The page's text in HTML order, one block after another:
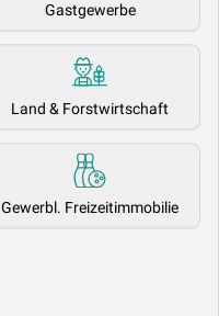
Gastgewerbe
Land & Forstwirtschaft
Gewerbl. Freizeitimmobilie